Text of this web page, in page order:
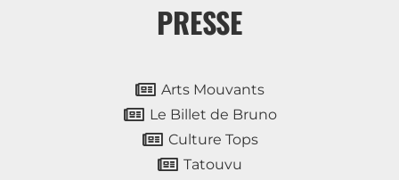
PRESSE
Arts Mouvants
Le Billet de Bruno
Culture Tops
Tatouvu